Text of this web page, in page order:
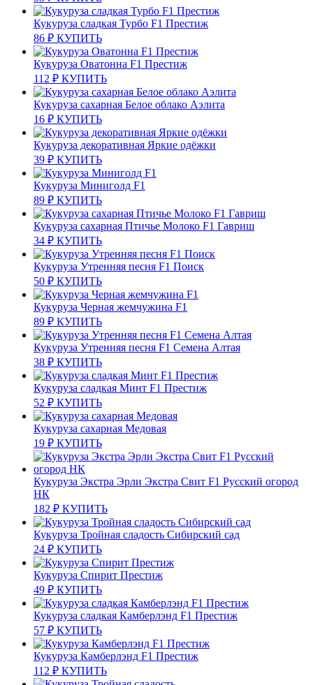
Кукуруза сладкая Турбо F1 Престиж
86 ₽ КУПИТЬ
Кукуруза Оватонна F1 Престиж
112 ₽ КУПИТЬ
Кукуруза сахарная Белое облако Аэлита
16 ₽ КУПИТЬ
Кукуруза декоративная Яркие одёжки
39 ₽ КУПИТЬ
Кукуруза Миниголд F1
89 ₽ КУПИТЬ
Кукуруза сахарная Птичье Молоко F1 Гавриш
34 ₽ КУПИТЬ
Кукуруза Утренняя песня F1 Поиск
50 ₽ КУПИТЬ
Кукуруза Черная жемчужина F1
89 ₽ КУПИТЬ
Кукуруза Утренняя песня F1 Семена Алтая
38 ₽ КУПИТЬ
Кукуруза сладкая Минт F1 Престиж
52 ₽ КУПИТЬ
Кукуруза сахарная Медовая
19 ₽ КУПИТЬ
Кукуруза Экстра Эрли Экстра Свит F1 Русский огород
НК
182 ₽ КУПИТЬ
Кукуруза Тройная сладость Сибирский сад
24 ₽ КУПИТЬ
Кукуруза Спирит Престиж
49 ₽ КУПИТЬ
Кукуруза сладкая Камберлэнд F1 Престиж
57 ₽ КУПИТЬ
Кукуруза Камберлэнд F1 Престиж
112 ₽ КУПИТЬ